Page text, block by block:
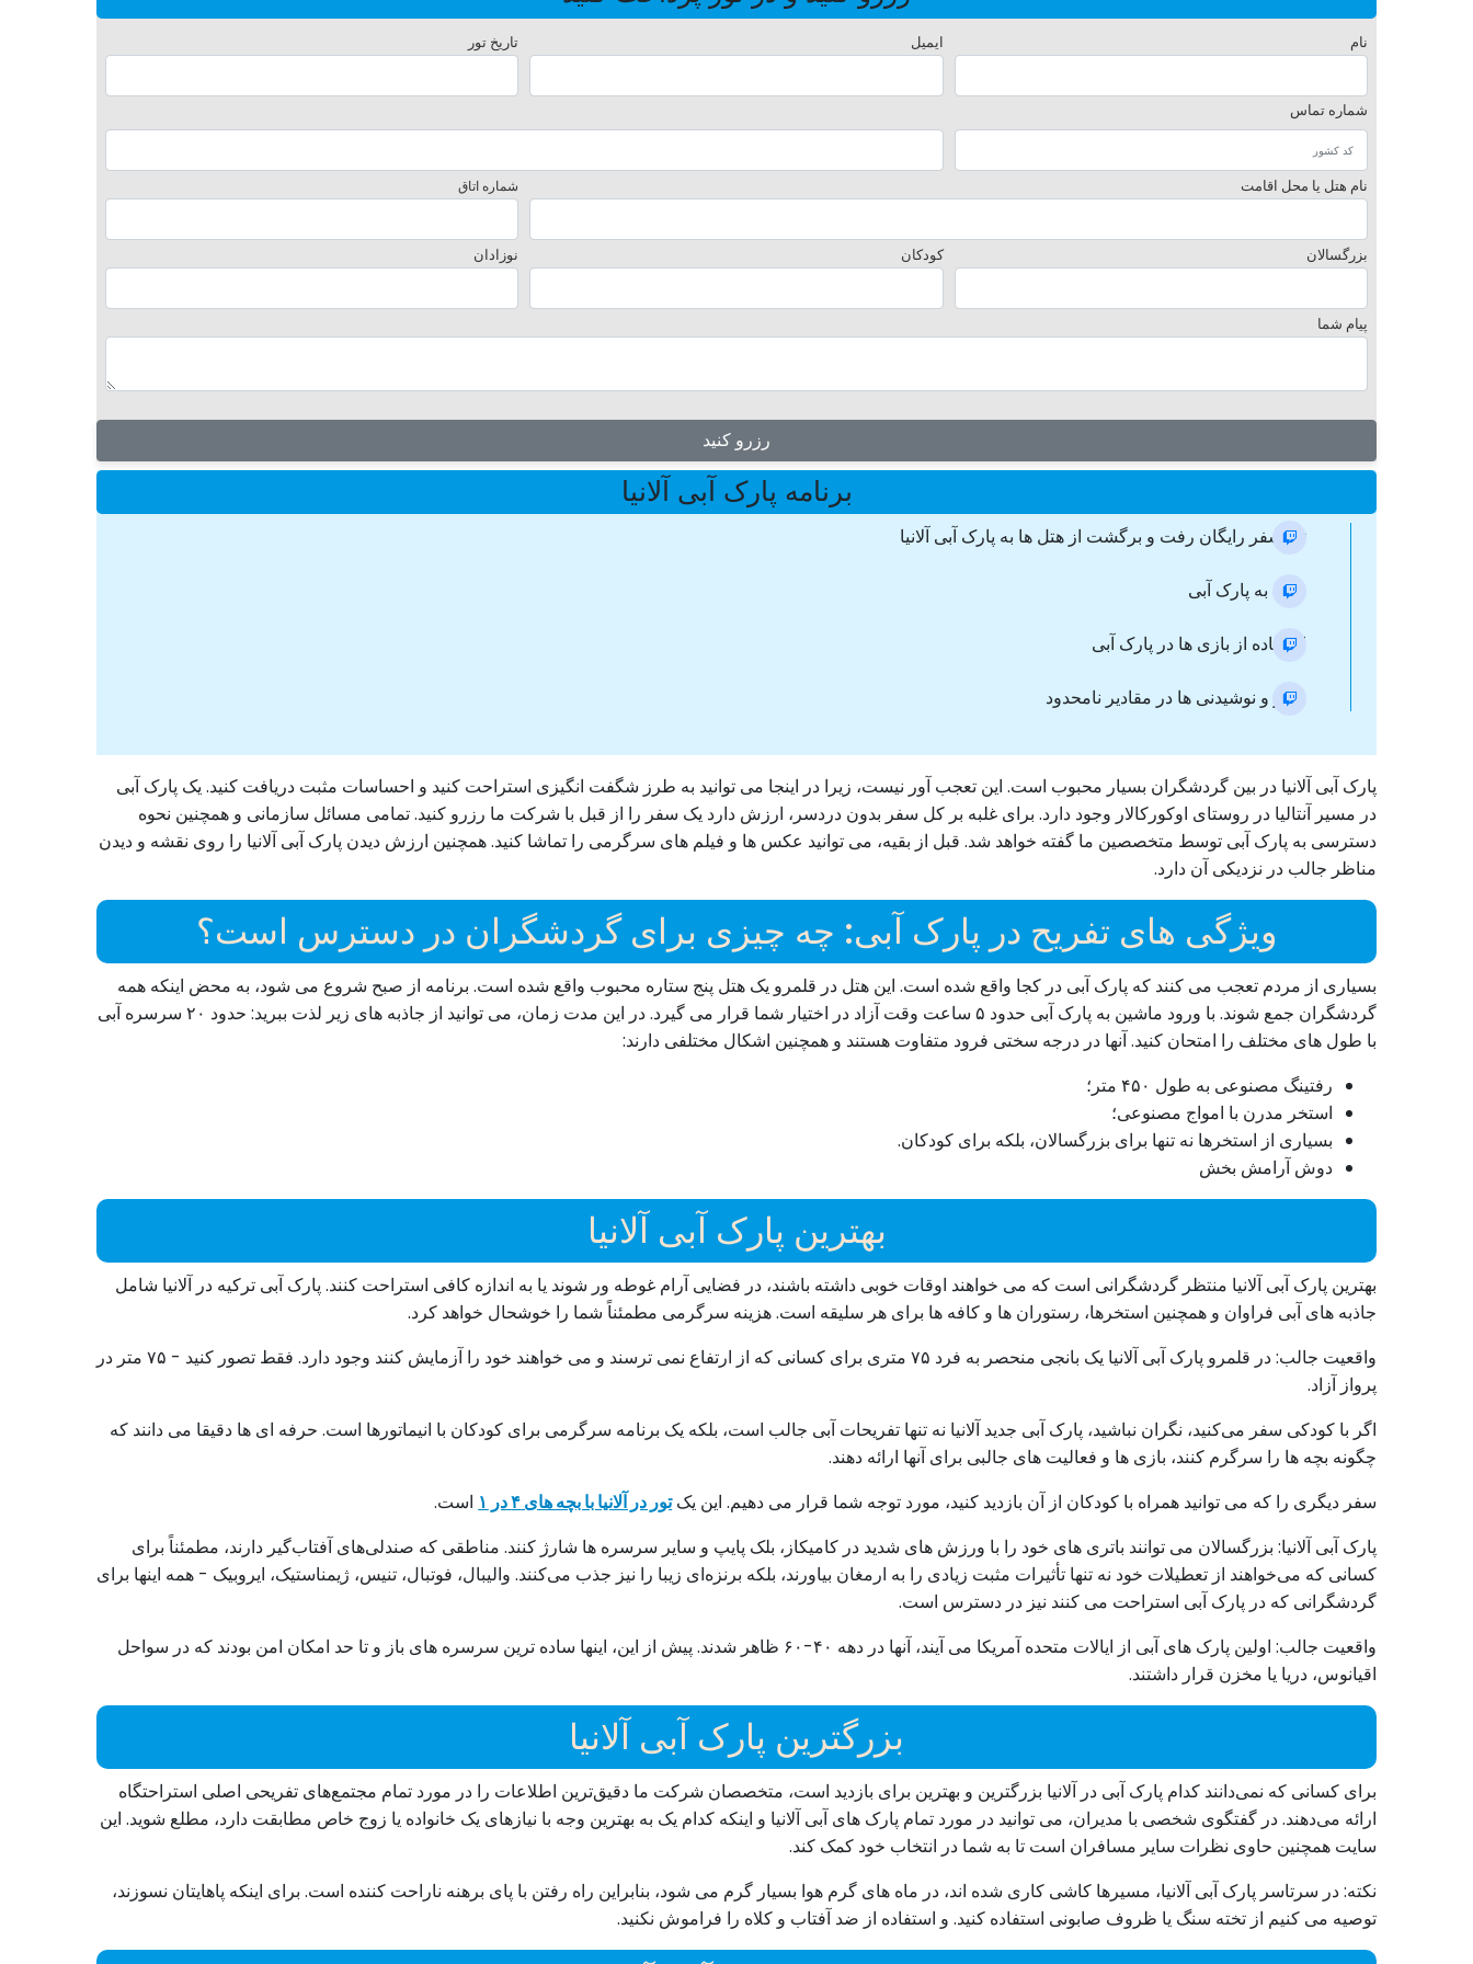
نام ایمیل تاریخ تور
شماره تماس
نام هتل یا محل اقامت شماره اتاق
بزرگسالان کودکان نوزادان
پیام شما
رزرو کنید
برنامه پارک آبی آلانیا
ترانسفر رایگان رفت و برگشت از هتل ها به پارک آبی آلانیا
ورود به پارک آبی
استفاده از بازی ها در پارک آبی
ناهار و نوشیدنی ها در مقادیر نامحدود
پارک آبی آلانیا در بین گردشگران بسیار محبوب است. این تعجب آور نیست، زیرا در اینجا می توانید به طرز شگفت انگیزی استراحت کنید و احساسات مثبت دریافت کنید. یک پارک آبی
در مسیر آنتالیا در روستای اوکورکالار وجود دارد. برای غلبه بر کل سفر بدون دردسر، ارزش دارد یک سفر را از قبل با شرکت ما رزرو کنید. تمامی مسائل سازمانی و همچنین نحوه
دسترسی به پارک آبی توسط متخصصین ما گفته خواهد شد. قبل از بقیه، می توانید عکس ها و فیلم های سرگرمی را تماشا کنید. همچنین ارزش دیدن پارک آبی آلانیا را روی نقشه و دیدن
مناظر جالب در نزدیکی آن دارد.
ویژگی های تفریح در پارک آبی: چه چیزی برای گردشگران در دسترس است؟
بسیاری از مردم تعجب می کنند که پارک آبی در کجا واقع شده است. این هتل در قلمرو یک هتل پنج ستاره محبوب واقع شده است. برنامه از صبح شروع می شود، به محض اینکه همه
گردشگران جمع شوند. با ورود ماشین به پارک آبی حدود ۵ ساعت وقت آزاد در اختیار شما قرار می گیرد. در این مدت زمان، می توانید از جاذبه های زیر لذت ببرید: حدود ۲۰ سرسره آبی
با طول های مختلف را امتحان کنید. آنها در درجه سختی فرود متفاوت هستند و همچنین اشکال مختلفی دارند:
رفتینگ مصنوعی به طول ۴۵۰ متر؛
استخر مدرن با امواج مصنوعی؛
بسیاری از استخرها نه تنها برای بزرگسالان، بلکه برای کودکان.
دوش آرامش بخش
بهترین پارک آبی آلانیا
بهترین پارک آبی آلانیا منتظر گردشگرانی است که می خواهند اوقات خوبی داشته باشند، در فضایی آرام غوطه ور شوند یا به اندازه کافی استراحت کنند. پارک آبی ترکیه در آلانیا شامل
جاذبه های آبی فراوان و همچنین استخرها، رستوران ها و کافه ها برای هر سلیقه است. هزینه سرگرمی مطمئناً شما را خوشحال خواهد کرد.
واقعیت جالب: در قلمرو پارک آبی آلانیا یک بانجی منحصر به فرد ۷۵ متری برای کسانی که از ارتفاع نمی ترسند و می خواهند خود را آزمایش کنند وجود دارد. فقط تصور کنید - ۷۵ متر در
پرواز آزاد.
اگر با کودکی سفر می‌کنید، نگران نباشید، پارک آبی جدید آلانیا نه تنها تفریحات آبی جالب است، بلکه یک برنامه سرگرمی برای کودکان با انیماتورها است. حرفه ای ها دقیقا می دانند که
چگونه بچه ها را سرگرم کنند، بازی ها و فعالیت های جالبی برای آنها ارائه دهند.
سفر دیگری را که می توانید همراه با کودکان از آن بازدید کنید، مورد توجه شما قرار می دهیم. این یکتور در آلانیا با بچه های ۴ در ۱
است.
پارک آبی آلانیا: بزرگسالان می توانند باتری های خود را با ورزش های شدید در کامیکاز، بلک پایپ و سایر سرسره ها شارژ کنند. مناطقی که صندلی‌های آفتاب‌گیر دارند، مطمئناً برای
کسانی که می‌خواهند از تعطیلات خود نه تنها تأثیرات مثبت زیادی را به ارمغان بیاورند، بلکه برنزه‌ای زیبا را نیز جذب می‌کنند. والیبال، فوتبال، تنیس، ژیمناستیک، ایروبیک - همه اینها برای
گردشگرانی که در پارک آبی استراحت می کنند نیز در دسترس است.
واقعیت جالب: اولین پارک های آبی از ایالات متحده آمریکا می آیند، آنها در دهه ۴۰-۶۰ ظاهر شدند. پیش از این، اینها ساده ترین سرسره های باز و تا حد امکان امن بودند که در سواحل
اقیانوس، دریا یا مخزن قرار داشتند.
بزرگترین پارک آبی آلانیا
برای کسانی که نمی‌دانند کدام پارک آبی در آلانیا بزرگترین و بهترین برای بازدید است، متخصصان شرکت ما دقیق‌ترین اطلاعات را در مورد تمام مجتمع‌های تفریحی اصلی استراحتگاه
ارائه می‌دهند. در گفتگوی شخصی با مدیران، می توانید در مورد تمام پارک های آبی آلانیا و اینکه کدام یک به بهترین وجه با نیازهای یک خانواده یا زوج خاص مطابقت دارد، مطلع شوید. این
سایت همچنین حاوی نظرات سایر مسافران است تا به شما در انتخاب خود کمک کند.
نکته: در سرتاسر پارک آبی آلانیا، مسیرها کاشی کاری شده اند، در ماه های گرم هوا بسیار گرم می شود، بنابراین راه رفتن با پای برهنه ناراحت کننده است. برای اینکه پاهایتان نسوزند،
توصیه می کنیم از تخته سنگ یا ظروف صابونی استفاده کنید. و استفاده از ضد آفتاب و کلاه را فراموش نکنید.